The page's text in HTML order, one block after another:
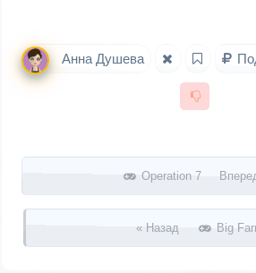
Анна Душева
Запись навигация
Operation 7
« Назад Big